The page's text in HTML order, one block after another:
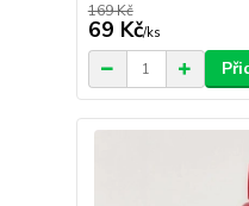
169 Kč
69 Kč/ks